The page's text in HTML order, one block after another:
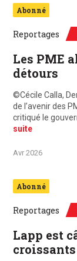
Abonné
Reportages
Les PME
détours
©Cécile Calla,
de l’avenir des
critiqué le
suite
Avr 2026
Abonné
Reportages
Lapp est